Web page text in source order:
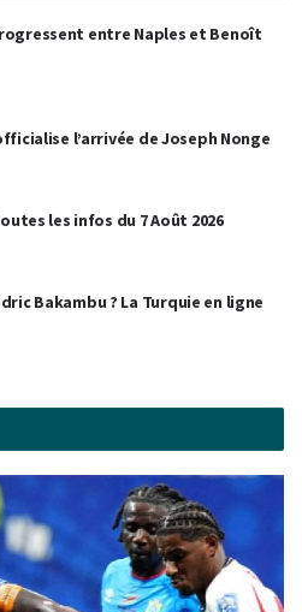
entre Naples et Benoît
l’arrivée de Joseph Nonge
les infos du 7 Août 2026
Bakambu ? La Turquie en ligne